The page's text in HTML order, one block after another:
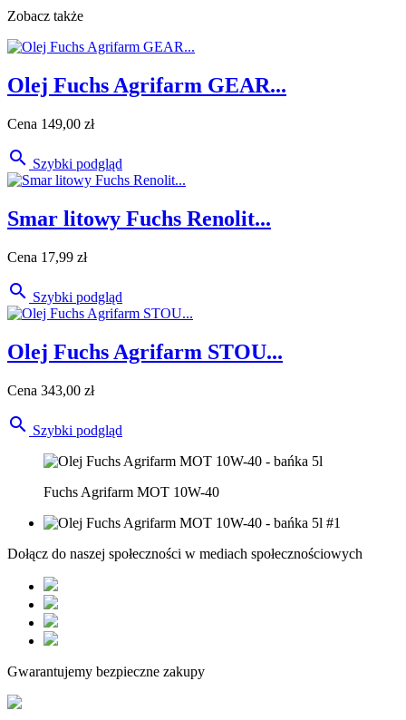
Zobacz także
Olej Fuchs Agrifarm GEAR...
Cena 149,00 zł
 Szybki podgląd
Smar litowy Fuchs Renolit...
Cena 17,99 zł
 Szybki podgląd
Olej Fuchs Agrifarm STOU...
Cena 343,00 zł
 Szybki podgląd
Fuchs Agrifarm MOT 10W-40
Dołącz do naszej społeczności w mediach społecznościowych
Gwarantujemy bezpieczne zakupy